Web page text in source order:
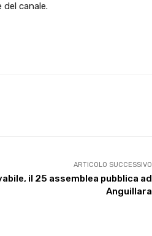
canale.
ARTICOLO SUCCESSIVO
il 25 assemblea pubblica ad
Anguillara